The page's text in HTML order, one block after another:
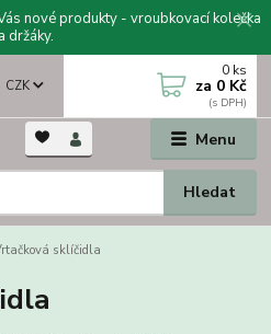
nové produkty - vroubkovací kolečka
a držáky.
Menu
CZK
Hledat
0 ks
za 0 Kč
sklíčidla